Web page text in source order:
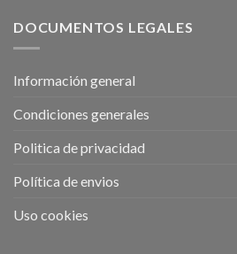
DOCUMENTOS LEGALES
Información general
Condiciones generales
Politica de privacidad
Política de envios
Uso cookies